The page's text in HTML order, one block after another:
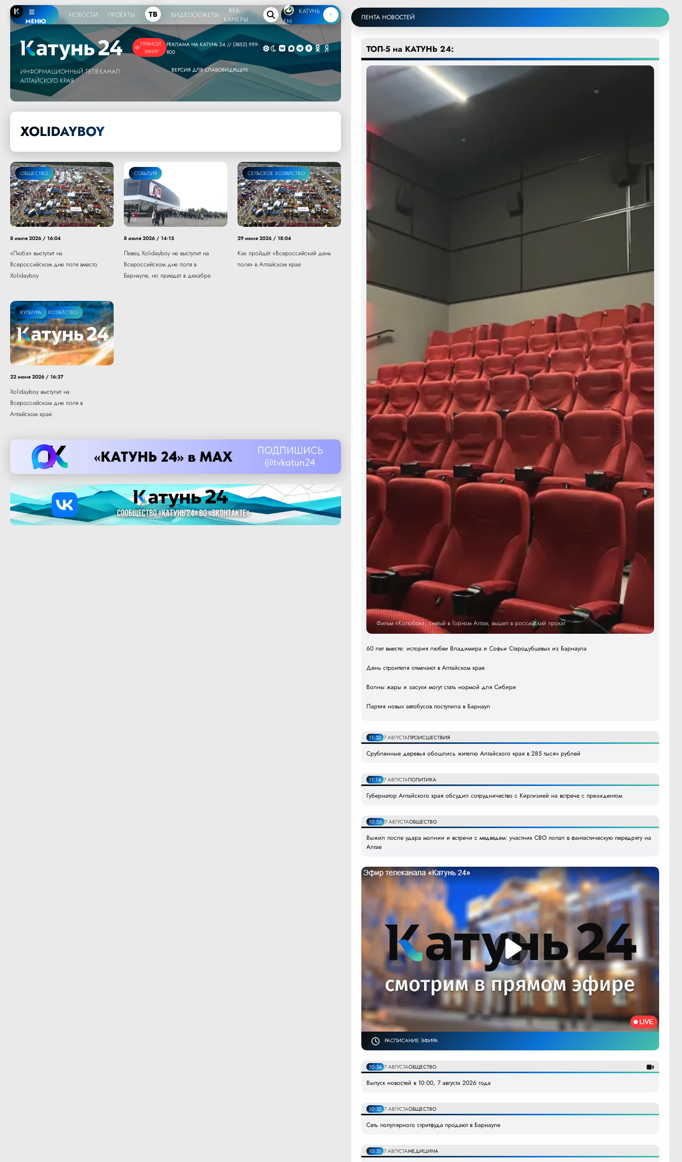
МЕНЮ
НОВОСТИ ПРОЕКТЫ ТВ ВИДЕОСЮЖЕТЫ
ВЕБ-
КАМЕРЫ
КАТУНЬ
FM
ПРЯМОЙ
ЭФИР
ИНФОРМАЦИОННЫЙ ТЕЛЕКАНАЛ
АЛТАЙСКОГО КРАЯ
РЕКЛАМА НА КАТУНЬ 24 // (3852) 999-
800
ВЕРСИЯ ДЛЯ СЛАБОВИДЯЩИХ
XOLIDAYBOY
ОБЩЕСТВО
8 июля 2026 / 16:04
«Любэ» выступит на
Всероссийском дне поля вместо
Xolidayboy
СОБЫТИЯ
8 июля 2026 / 14:15
Певец Xolidayboy не выступит на
Всероссийском дне поля в
Барнауле, но приедет в декабре
СЕЛЬСКОЕ ХОЗЯЙСТВО
29 июня 2026 / 18:04
Как пройдёт «Всероссийский день
поля» в Алтайском крае
СЕЛЬСКОЕ ХОЗЯЙСТВО
КУЛЬТУРА
22 июня 2026 / 16:37
Xolidayboy выступит на
Всероссийском дне поля в
Алтайском крае
ЛЕНТА НОВОСТЕЙ
ТОП-5 на КАТУНЬ 24:
Фильм «Колобок», снятый в Горном Алтае, вышел в российский прокат
60 лет вместе: история любви Владимира и Софьи Стародубцевых из Барнаула
День строителя отмечают в Алтайском крае
Волны жары и засухи могут стать нормой для Сибири
Партия новых автобусов поступила в Барнаул
11:32 7 АВГУСТАПРОИСШЕСТВИЯ
Срубленные деревья обошлись жителю Алтайского края в 285 тысяч рублей
11:14 7 АВГУСТАПОЛИТИКА
Губернатор Алтайского края обсудил сотрудничество с Киргизией на встрече с президентом
10:56 7 АВГУСТАОБЩЕСТВО
Выжил после удара молнии и встречи с медведем: участник СВО попал в фантастическую передрягу на
Алтае
РАСПИСАНИЕ ЭФИРА
10:34 7 АВГУСТАОБЩЕСТВО
Выпуск новостей в 10:00, 7 августа 2026 года
10:32 7 АВГУСТАОБЩЕСТВО
Сеть популярного стритфуда продают в Барнауле
10:31 7 АВГУСТАМЕДИЦИНА